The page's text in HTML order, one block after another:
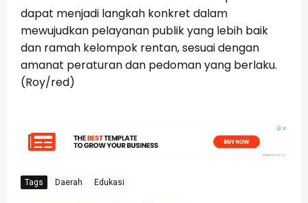
dapat menjadi langkah konkret dalam
mewujudkan pelayanan publik yang lebih baik
dan ramah kelompok rentan, sesuai dengan
amanat peraturan dan pedoman yang berlaku.
(Roy/red)
Tags Daerah Edukasi